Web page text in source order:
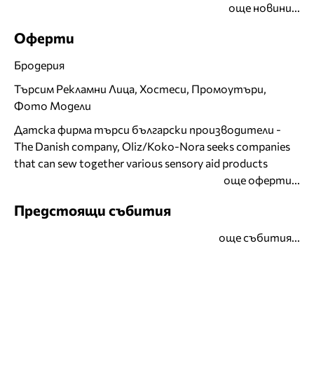
още новини...
Оферти
Бродерия
Търсим Рекламни Лица, Хостеси, Промоутъри,
Фото Модели
Датска фирма търси български производители -
The Danish company, Oliz/Koko-Nora seeks companies
that can sew together various sensory aid products
още оферти...
Предстоящи събития
още събития...